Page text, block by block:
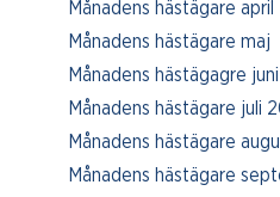
Månadens hästägare april
Månadens hästägare maj
Månadens hästägagre juni
Månadens hästägare juli
Månadens hästägare
Månadens hästägare